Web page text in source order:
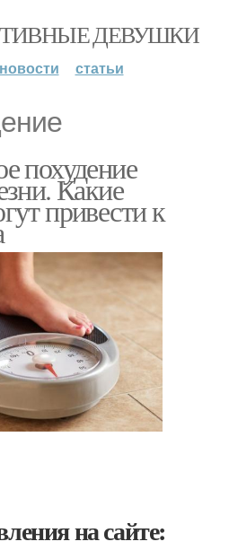
ДЕВУШКИ
новости статьи
похудение
Какие
привести к
на сайте: